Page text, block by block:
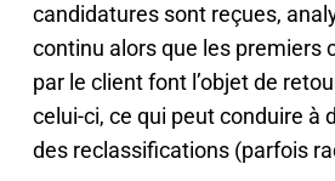
candidatures sont reçues,
continu alors que les premiers
par le client font l’objet de
celui-ci, ce qui peut conduire à
des reclassifications (parfois